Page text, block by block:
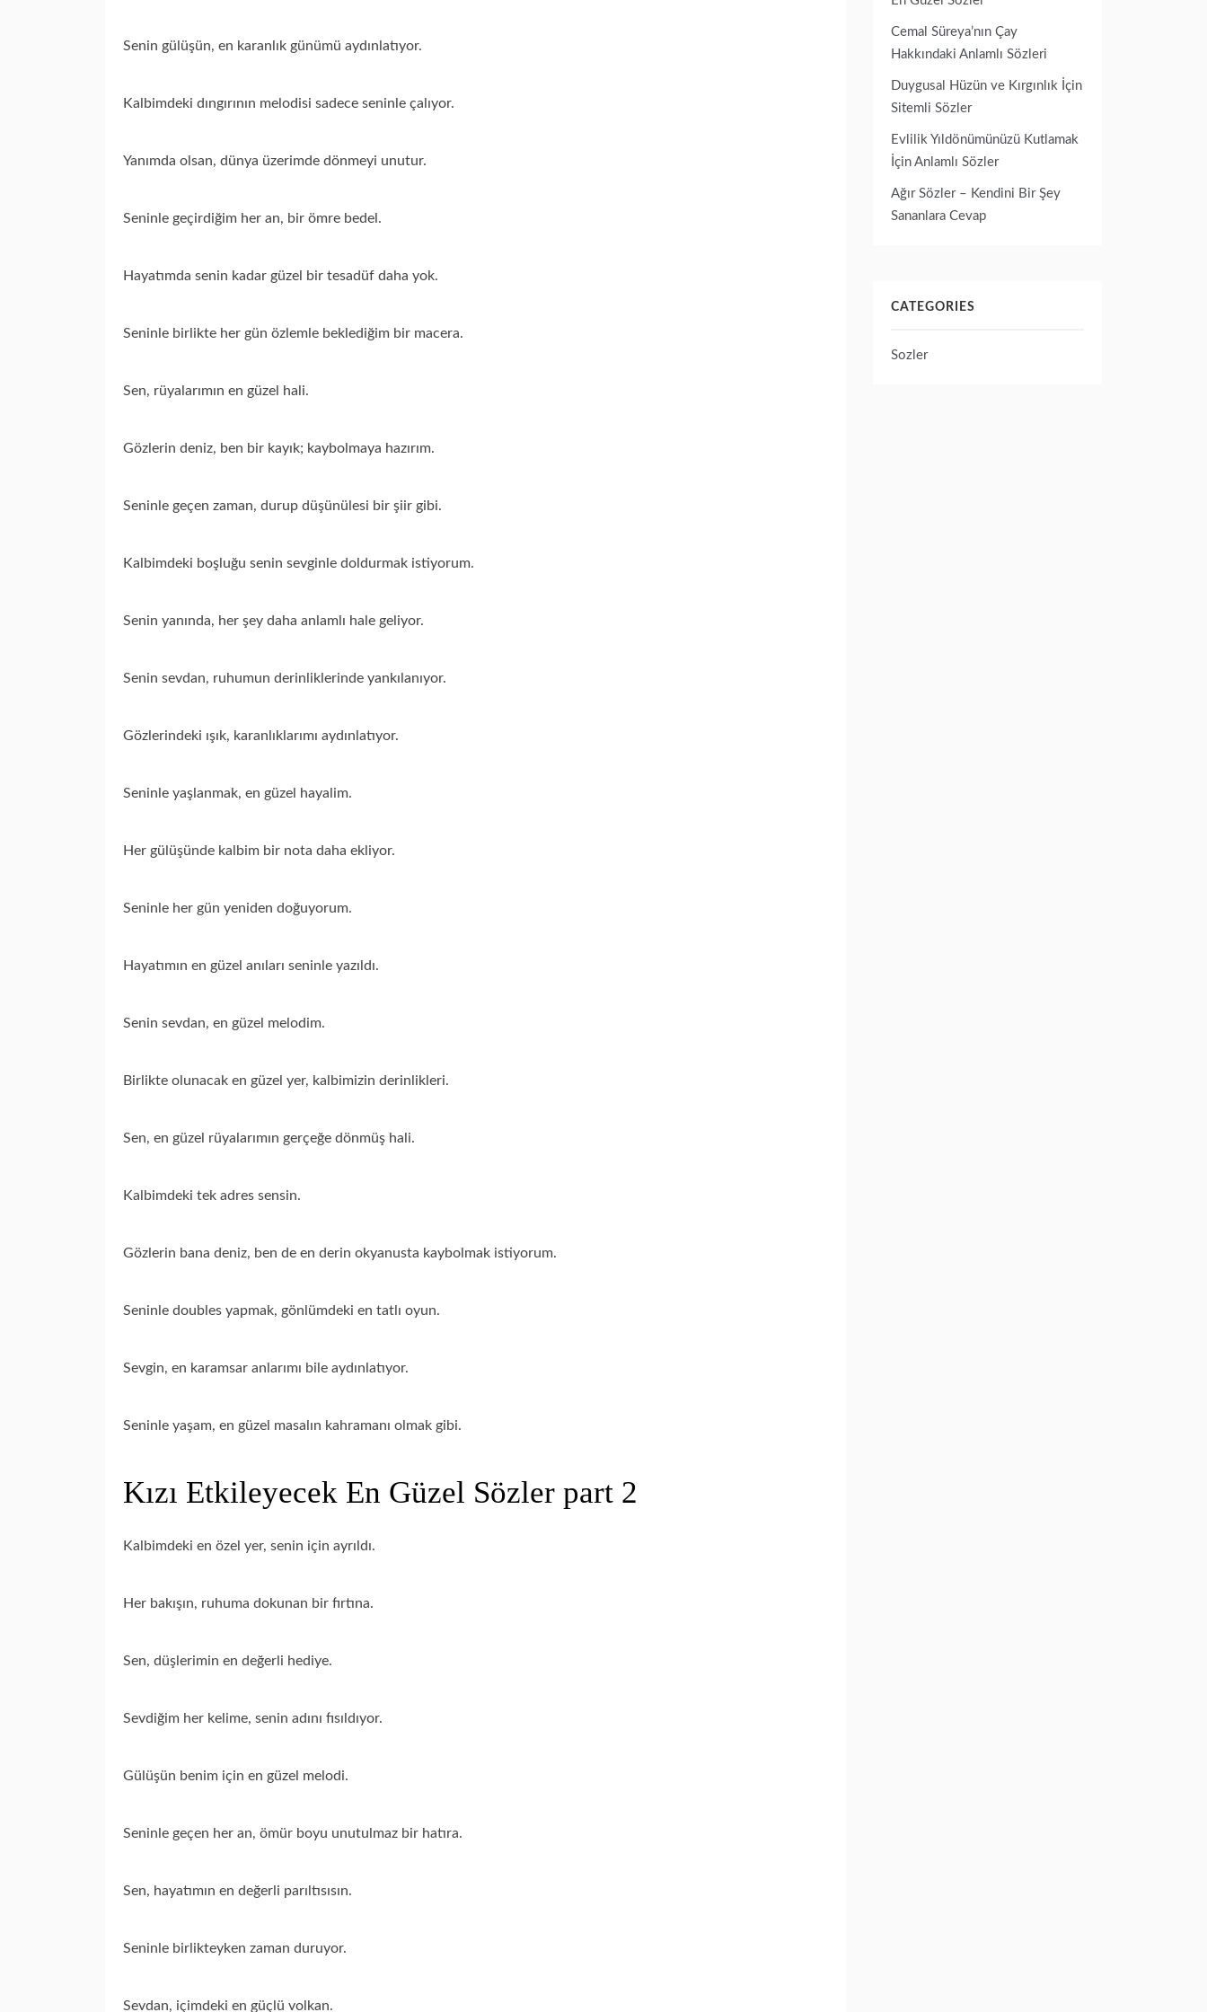
Senin gülüşün, en karanlık günümü aydınlatıyor.
Kalbimdeki dıngırının melodisi sadece seninle çalıyor.
Yanımda olsan, dünya üzerimde dönmeyi unutur.
Seninle geçirdiğim her an, bir ömre bedel.
Hayatımda senin kadar güzel bir tesadüf daha yok.
Seninle birlikte her gün özlemle beklediğim bir macera.
Sen, rüyalarımın en güzel hali.
Gözlerin deniz, ben bir kayık; kaybolmaya hazırım.
Seninle geçen zaman, durup düşünülesi bir şiir gibi.
Kalbimdeki boşluğu senin sevginle doldurmak istiyorum.
Senin yanında, her şey daha anlamlı hale geliyor.
Senin sevdan, ruhumun derinliklerinde yankılanıyor.
Gözlerindeki ışık, karanlıklarımı aydınlatıyor.
Seninle yaşlanmak, en güzel hayalim.
Her gülüşünde kalbim bir nota daha ekliyor.
Seninle her gün yeniden doğuyorum.
Hayatımın en güzel anıları seninle yazıldı.
Senin sevdan, en güzel melodim.
Birlikte olunacak en güzel yer, kalbimizin derinlikleri.
Sen, en güzel rüyalarımın gerçeğe dönmüş hali.
Kalbimdeki tek adres sensin.
Gözlerin bana deniz, ben de en derin okyanusta kaybolmak istiyorum.
Seninle doubles yapmak, gönlümdeki en tatlı oyun.
Sevgin, en karamsar anlarımı bile aydınlatıyor.
Seninle yaşam, en güzel masalın kahramanı olmak gibi.
Kızı Etkileyecek En Güzel Sözler part 2
Kalbimdeki en özel yer, senin için ayrıldı.
Her bakışın, ruhuma dokunan bir fırtına.
Sen, düşlerimin en değerli hediye.
Sevdiğim her kelime, senin adını fısıldıyor.
Gülüşün benim için en güzel melodi.
Seninle geçen her an, ömür boyu unutulmaz bir hatıra.
Sen, hayatımın en değerli parıltısısın.
Seninle birlikteyken zaman duruyor.
Sevdan, içimdeki en güçlü volkan.
Cemal Süreya’nın Çay
Hakkındaki Anlamlı Sözleri
Duygusal Hüzün ve Kırgınlık İçin
Sitemli Sözler
Evlilik Yıldönümünüzü Kutlamak
İçin Anlamlı Sözler
Ağır Sözler – Kendini Bir Şey
Sananlara Cevap
CATEGORIES
Sozler